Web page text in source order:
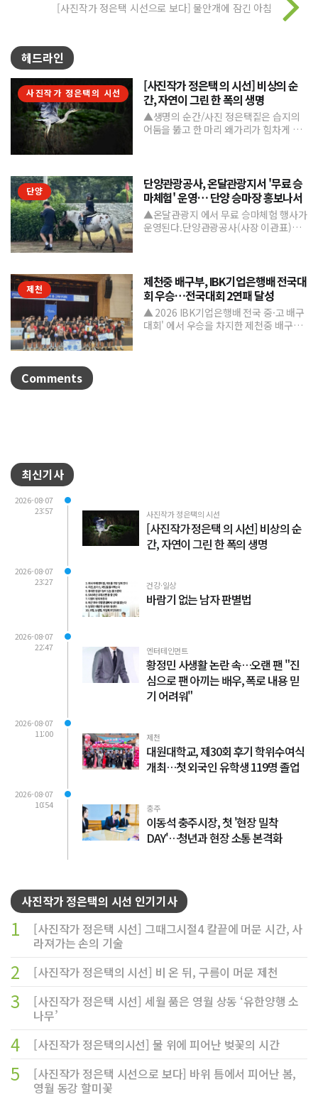
[사진작가 정은택 시선으로 보다] 물안개에 잠긴 아침
헤드라인
사진작가 정은택의 시선
[사진작가 정은택 의 시선] 비상의 순
간, 자연이 그린 한 폭의 생명
▲생명의 순간/사진 정은택짙은 습지의
어둠을 뚫고 한 마리 왜가리가 힘차게 날
단양
단양관광공사, 온달관광지서 '무료 승
마체험' 운영… 단양 승마장 홍보나서
▲온달관광지 에서 무료 승마체험 행사가
운영된다.단양관광공사(사장 이관표)가
제천
제천중 배구부, IBK기업은행배 전국대
회 우승…전국대회 2연패 달성
▲ 2026 IBK기업은행배 전국 중·고 배구
대회' 에서 우승을 차지한 제천중 배구부.
Comments
최신기사
2026-08-07
23:57
사진작가 정은택의 시선
[사진작가 정은택 의 시선] 비상의 순
간, 자연이 그린 한 폭의 생명
2026-08-07
23:27
건강·일상
바람기 없는 남자 판별법
2026-08-07
22:47
엔터테인먼트
황정민 사생활 논란 속…오랜 팬 "진
심으로 팬 아끼는 배우, 폭로 내용 믿
기 어려워"
2026-08-07
11:00
제천
대원대학교, 제30회 후기 학위수여식
개최…첫 외국인 유학생 119명 졸업
2026-08-07
10:54
충주
이동석 충주시장, 첫 '현장 밀착
DAY'…청년과 현장 소통 본격화
사진작가 정은택의 시선 인기기사
1
[사진작가 정은택 시선] 그때그시절4 칼끝에 머문 시간, 사
라져가는 손의 기술
2 [사진작가 정은택의 시선] 비 온 뒤, 구름이 머문 제천
3
[사진작가 정은택 시선] 세월 품은 영월 상동 ‘유한양행 소
나무’
4 [사진작가 정은택의시선] 물 위에 피어난 벚꽃의 시간
5
[사진작가 정은택 시선으로 보다] 바위 틈에서 피어난 봄,
영월 동강 할미꽃